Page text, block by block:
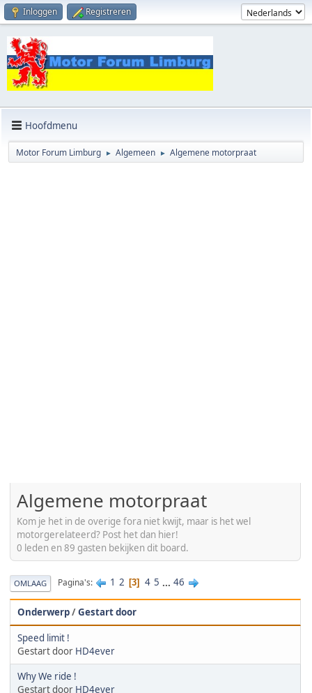
Inloggen Registreren
Hoofdmenu
Motor Forum Limburg ► Algemeen ► Algemene motorpraat
Algemene motorpraat
Kom je het in de overige fora niet kwijt, maar is het wel
motorgerelateerd? Post het dan hier!
0 leden en 89 gasten bekijken dit board.
OMLAAG Pagina's 1 2 3 4 5 ... 46
Onderwerp/Gestart door
Speed limit !
Gestart door HD4ever
Why We ride !
Gestart door HD4ever